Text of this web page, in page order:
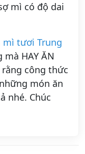
mì có độ dai
mì tươi Trung
HAY ĂN
công thức
món ăn
nhé. Chúc